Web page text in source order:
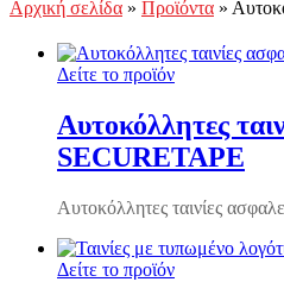
Αρχική σελίδα » Προϊόντα »
Δείτε το προϊόν
Αυτοκόλλητες
SECURETAPE
Αυτοκόλλητες ταινίες
Δείτε το προϊόν